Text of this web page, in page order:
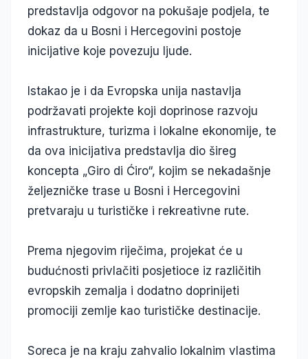
predstavlja odgovor na pokušaje podjela, te
dokaz da u Bosni i Hercegovini postoje
inicijative koje povezuju ljude.
Istakao je i da Evropska unija nastavlja
podržavati projekte koji doprinose razvoju
infrastrukture, turizma i lokalne ekonomije, te
da ova inicijativa predstavlja dio šireg
koncepta „Giro di Ćiro“, kojim se nekadašnje
željezničke trase u Bosni i Hercegovini
pretvaraju u turističke i rekreativne rute.
Prema njegovim riječima, projekat će u
budućnosti privlačiti posjetioce iz različitih
evropskih zemalja i dodatno doprinijeti
promociji zemlje kao turističke destinacije.
Soreca je na kraju zahvalio lokalnim vlastima